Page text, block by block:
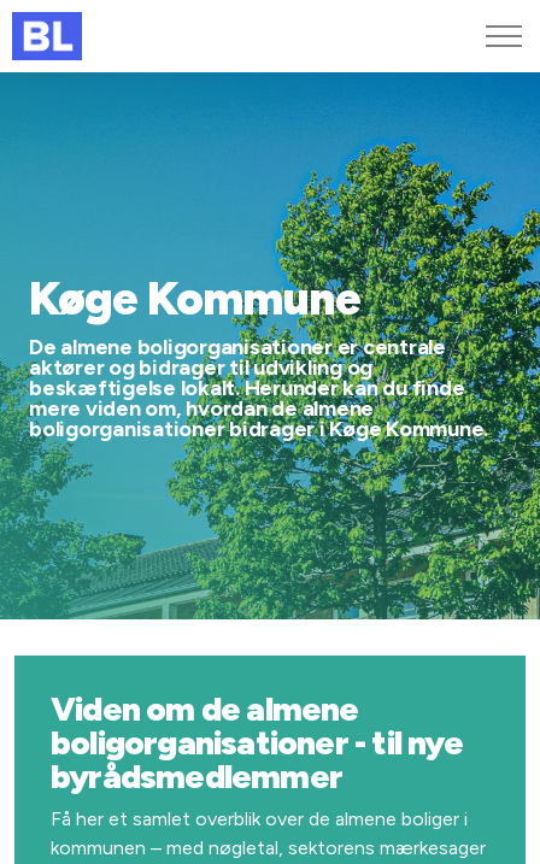
Køge Kommune
De almene boligorganisationer er centrale
aktører og bidrager til udvikling og
beskæftigelse lokalt. Herunder kan du finde
mere viden om, hvordan de almene
boligorganisationer bidrager i Køge Kommune.
Viden om de almene
boligorganisationer - til nye
byrådsmedlemmer
Få her et samlet overblik over de almene boliger i
kommunen – med nøgletal, sektorens mærkesager